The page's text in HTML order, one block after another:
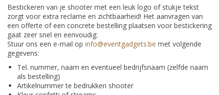
Bestickeren van je shooter met een leuk logo of stukje tekst
zorgt voor extra reclame en zichtbaarheid! Het aanvragen van
een offerte of een concrete bestelling plaatsen voor bestickering
gaat zeer snel en eenvoudig:
Stuur ons een e-mail op info@eventgadgets.be met volgende
gegevens:
Tel. nummer, naam en eventueel bedrijfsnaam (zelfde naam
als bestelling)
Artikelnummer te bedrukken shooter